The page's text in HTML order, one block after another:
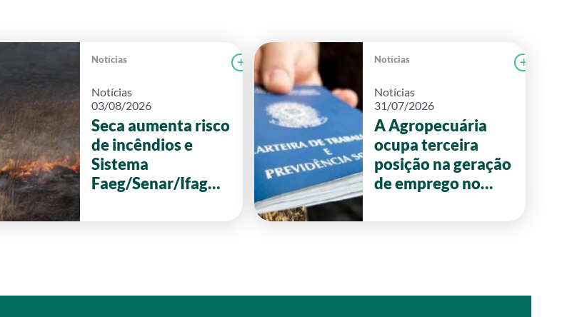
Notícias
Notícias
03/08/2026
Seca aumenta risco
de incêndios e
Sistema
Faeg/Senar/Ifag
Ler notícia CAMPOLAB Notícias
Notícias
31/07/2026
A Agropecuária
ocupa terceira
posição na geração
de emprego no